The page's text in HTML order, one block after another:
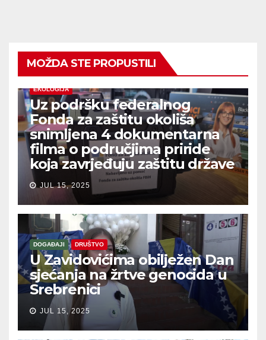
MOŽDA STE PROPUSTILI
EKOLOGIJA
Uz podršku federalnog
Fonda za zaštitu okoliša
snimljena 4 dokumentarna
filma o područjima priride
koja zavrjeđuju zaštitu države
JUL 15, 2025
DOGAĐAJI DRUŠTVO
U Zavidovićima obilježen Dan
sjećanja na žrtve genocida u
Srebrenici
JUL 15, 2025